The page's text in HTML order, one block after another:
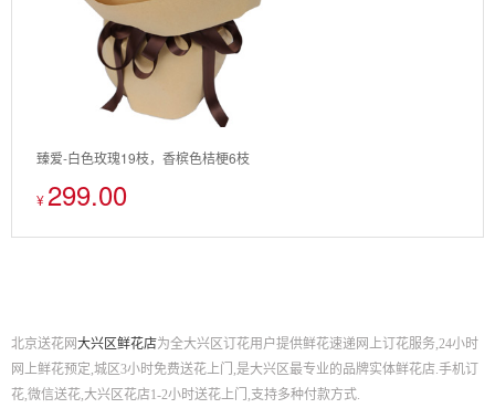
臻爱-白色玫瑰19枝，香槟色桔梗6枝
¥299.00
北京送花网大兴区鲜花店为全大兴区订花用户提供鲜花速递网上订花服务,24小时
网上鲜花预定,城区3小时免费送花上门,是大兴区最专业的品牌实体鲜花店.手机订
花,微信送花,大兴区花店1-2小时送花上门,支持多种付款方式.